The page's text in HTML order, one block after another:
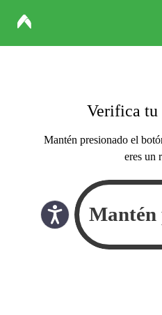
Verifica tu
Mantén presionado el
eres un